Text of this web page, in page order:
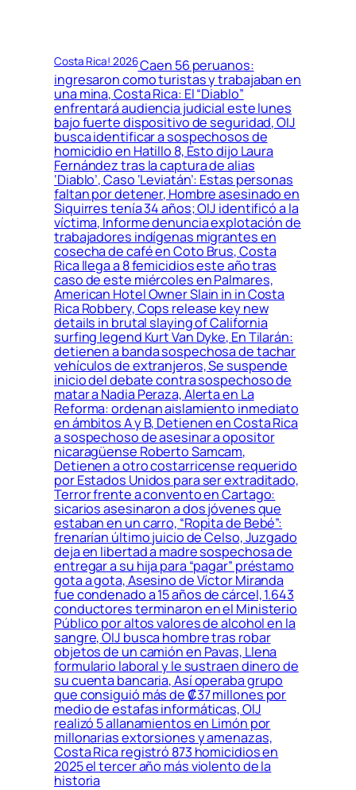
Costa Rica! 2026Caen 56 peruanos:
ingresaron como turistas y trabajaban en
una mina, Costa Rica: El “Diablo”
enfrentará audiencia judicial este lunes
bajo fuerte dispositivo de seguridad, OIJ
busca identificar a sospechosos de
homicidio en Hatillo 8, Esto dijo Laura
Fernández tras la captura de alias
‘Diablo’, Caso ‘Leviatán’: Estas personas
faltan por detener, Hombre asesinado en
Siquirres tenía 34 años; OIJ identificó a la
víctima, Informe denuncia explotación de
trabajadores indígenas migrantes en
cosecha de café en Coto Brus, Costa
Rica llega a 8 femicidios este año tras
caso de este miércoles en Palmares,
American Hotel Owner Slain in in Costa
Rica Robbery, Cops release key new
details in brutal slaying of California
surfing legend Kurt Van Dyke, En Tilarán:
detienen a banda sospechosa de tachar
vehículos de extranjeros, Se suspende
inicio del debate contra sospechoso de
matar a Nadia Peraza, Alerta en La
Reforma: ordenan aislamiento inmediato
en ámbitos A y B, Detienen en Costa Rica
a sospechoso de asesinar a opositor
nicaragüense Roberto Samcam,
Detienen a otro costarricense requerido
por Estados Unidos para ser extraditado,
Terror frente a convento en Cartago:
sicarios asesinaron a dos jóvenes que
estaban en un carro, “Ropita de Bebé”:
frenarían último juicio de Celso, Juzgado
deja en libertad a madre sospechosa de
entregar a su hija para “pagar” préstamo
gota a gota, Asesino de Víctor Miranda
fue condenado a 15 años de cárcel, 1.643
conductores terminaron en el Ministerio
Público por altos valores de alcohol en la
sangre, OIJ busca hombre tras robar
objetos de un camión en Pavas, Llena
formulario laboral y le sustraen dinero de
su cuenta bancaria, Así operaba grupo
que consiguió más de ₡37 millones por
medio de estafas informáticas, OIJ
realizó 5 allanamientos en Limón por
millonarias extorsiones y amenazas,
Costa Rica registró 873 homicidios en
2025 el tercer año más violento de la
historia